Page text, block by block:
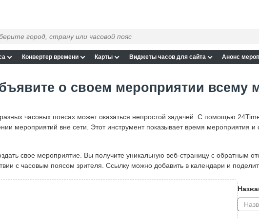
Конвертер времени Карты Виджеты часов для сайта Анонс
о своем мероприятии всему
часовых поясах может оказаться непростой задачей. С помощью
мероприятий вне сети. Этот инструмент показывает время мероприятия и
свое мероприятие. Вы получите уникальную веб-страницу с обратным
с часовым поясом зрителя. Ссылку можно добавить в календари и